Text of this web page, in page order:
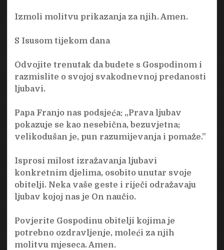
Izmoli molitvu prikazanja za njih. Amen.
S Isusom tijekom dana
Odvojite trenutak da budete s Gospodinom i
razmislite o svojoj svakodnevnoj predanosti
ljubavi.
Papa Franjo nas podsjeća: „Prava ljubav
pokazuje se kao nesebična, bezuvjetna;
velikodušan je, pun razumijevanja i pomaže.”
Isprosi milost izražavanja ljubavi
konkretnim djelima, osobito unutar svoje
obitelji. Neka vaše geste i riječi odražavaju
ljubav kojoj nas je On naučio.
Povjerite Gospodinu obitelji kojima je
potrebno ozdravljenje, moleći za njih
molitvu mjeseca. Amen.